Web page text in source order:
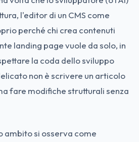
l'editor di un CMS come
perché chi crea contenuti
landing page vuole da solo, in
la coda dello sviluppo
non è scrivere un articolo
fare modifiche strutturali senza
ambito si osserva come